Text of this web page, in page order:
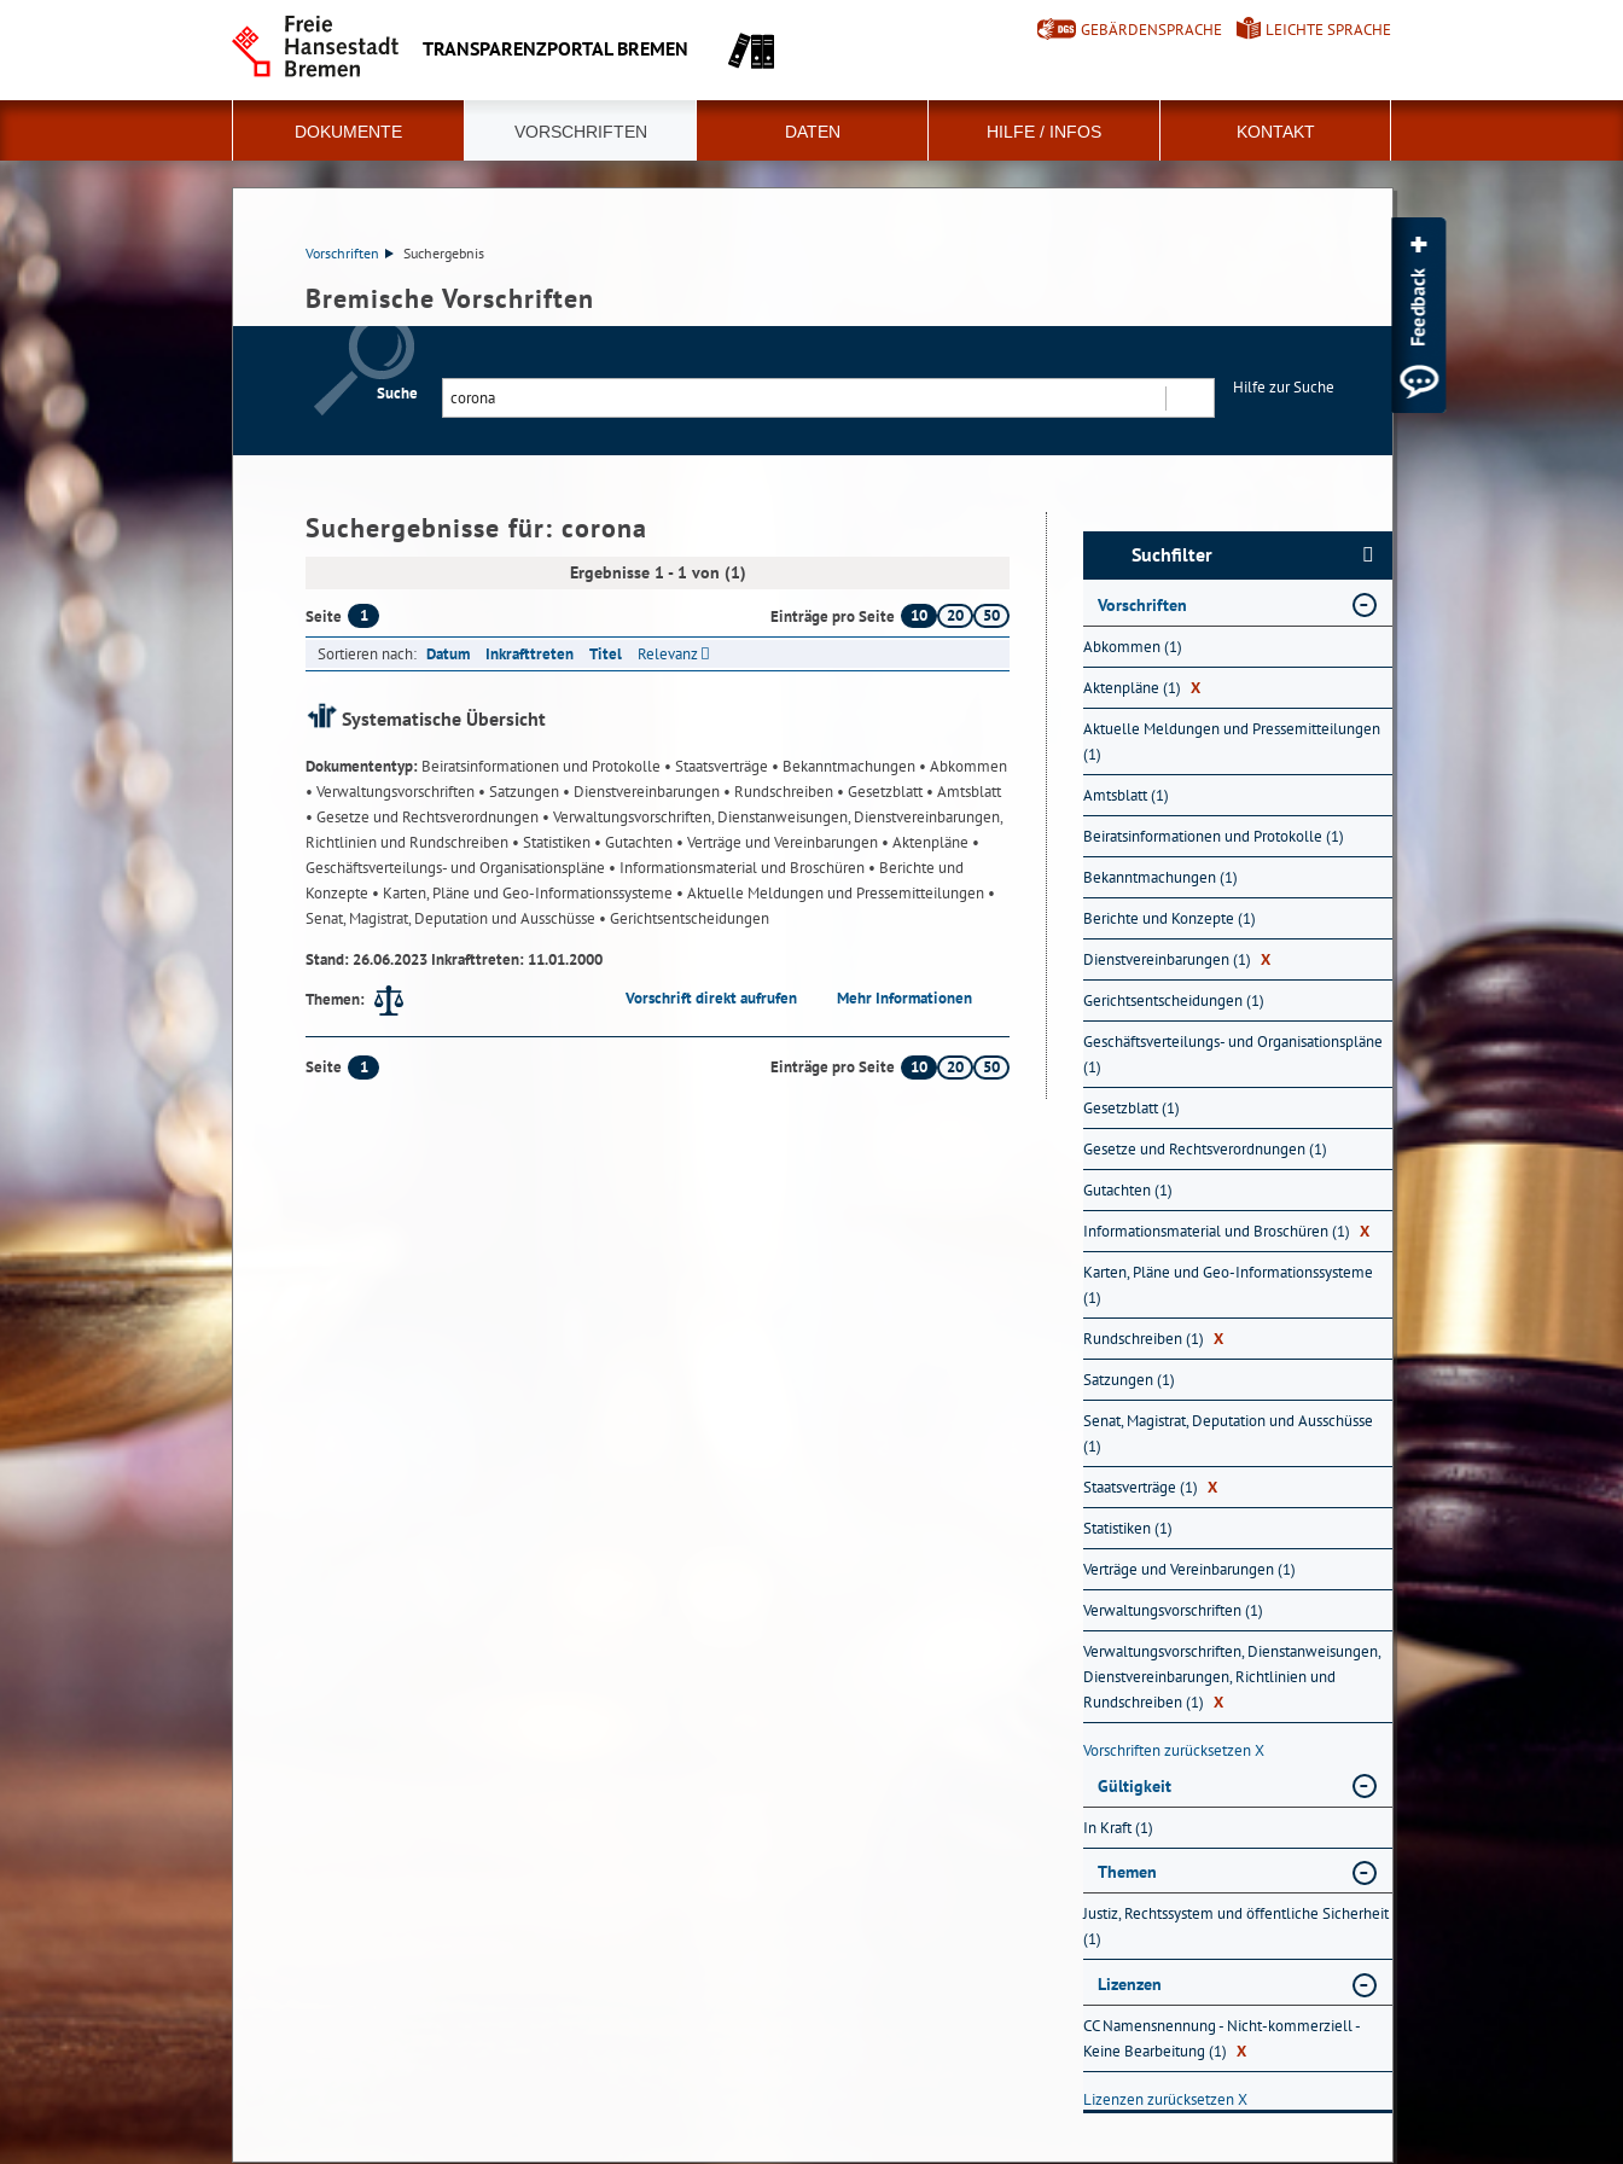
TRANSPARENZPORTAL BREMEN
GEBÄRDENSPRACHE LEICHTE SPRACHE
DOKUMENTE VORSCHRIFTEN DATEN HILFE / INFOS KONTAKT
Vorschriften Suchergebnis
Bremische Vorschriften
Suche
Hilfe zur Suche
Suchergebnisse für: corona
Ergebnisse 1 - 1 von (1)
Seite 1 Einträge pro Seite 10 20
50
Sortieren nach: Datum Inkrafttreten Titel Relevanz
Systematische Übersicht
Dokumententyp: Beiratsinformationen und Protokolle • Staatsverträge • Bekanntmachungen • Abkommen
• Verwaltungsvorschriften • Satzungen • Dienstvereinbarungen • Rundschreiben • Gesetzblatt• Amtsblatt
• Gesetze und Rechtsverordnungen • Verwaltungsvorschriften, Dienstanweisungen, Dienstvereinbarungen,
Richtlinien und Rundschreiben • Statistiken • Gutachten • Verträge und Vereinbarungen • Aktenpläne •
Geschäftsverteilungs- und Organisationspläne • Informationsmaterial und Broschüren • Berichte und
Konzepte • Karten, Pläne und Geo-Informationssysteme • Aktuelle Meldungen und Pressemitteilungen •
Senat, Magistrat, Deputation und Ausschüsse • Gerichtsentscheidungen
Stand: 26.06.2023 Inkrafttreten: 11.01.2000
Themen:
Vorschrift direkt aufrufen Mehr Informationen
Seite 1 Einträge pro Seite 10 20 50
Suchfilter
Vorschriften
Abkommen (1)
Aktenpläne (1) X
Aktuelle Meldungen und Pressemitteilungen
(1)
Amtsblatt (1)
Beiratsinformationen und Protokolle (1)
Bekanntmachungen (1)
Berichte und Konzepte (1)
Dienstvereinbarungen (1) X
Gerichtsentscheidungen (1)
Geschäftsverteilungs- und Organisationspläne
(1)
Gesetzblatt (1)
Gesetze und Rechtsverordnungen (1)
Gutachten (1)
Informationsmaterial und Broschüren (1) X
Karten, Pläne und Geo-Informationssysteme
(1)
Rundschreiben (1) X
Satzungen (1)
Senat, Magistrat, Deputation und Ausschüsse
(1)
Staatsverträge (1) X
Statistiken (1)
Verträge und Vereinbarungen (1)
Verwaltungsvorschriften (1)
Verwaltungsvorschriften, Dienstanweisungen,
Dienstvereinbarungen, Richtlinien und
Rundschreiben (1) X
Vorschriften zurücksetzenX
Gültigkeit
In Kraft (1)
Themen
Justiz, Rechtssystem und öffentliche Sicherheit
(1)
Lizenzen
CC Namensnennung - Nicht-kommerziell -
Keine Bearbeitung (1) X
Lizenzen zurücksetzenX